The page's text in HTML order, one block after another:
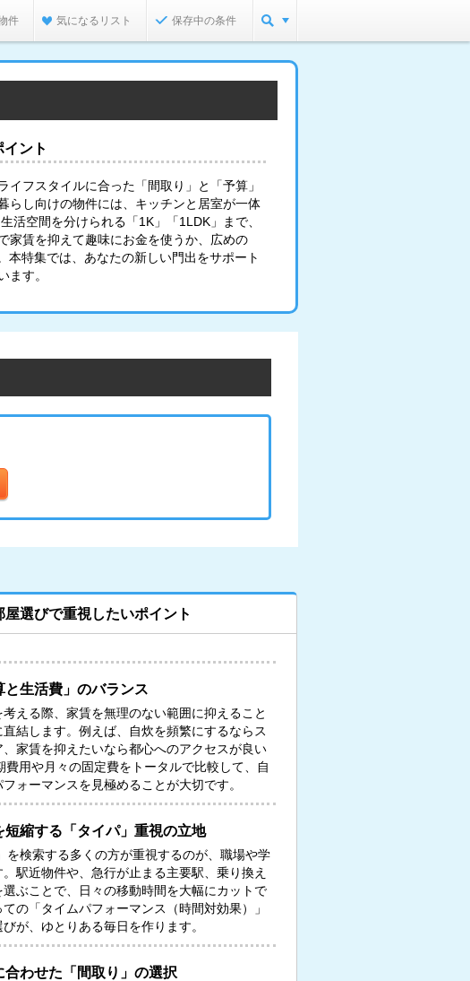
件 気になるリスト 保存中の条件
ント
フスタイルに合った「間取り」と「予算」
らし向けの物件には、キッチンと居室が一体
活空間を分けられる「1K」「1LDK」まで、
家賃を抑えて趣味にお金を使うか、広めの
特集では、あなたの新しい門出をサポート
ます。
選びで重視したいポイント
と生活費」のバランス
える際、家賃を無理のない範囲に抑えること
結します。例えば、自炊を頻繁にするならス
家賃を抑えたいなら都心へのアクセスが良い
費用や月々の固定費をトータルで比較して、自
ォーマンスを見極めることが大切です。
短縮する「タイパ」重視の立地
を検索する多くの方が重視するのが、職場や学
駅近物件や、急行が止まる主要駅、乗り換え
ぶことで、日々の移動時間を大幅にカットで
の「タイムパフォーマンス（時間対効果）」
が、ゆとりある毎日を作ります。
合わせた「間取り」の選択